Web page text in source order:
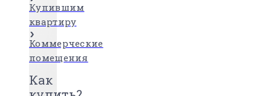
Купившим
квартиру
Коммерческие
помещения
Как